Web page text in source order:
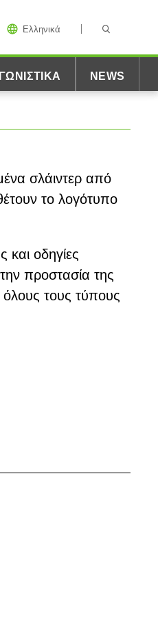
Ελληνικά
NEWS
σλάιντερ από
το λογότυπο
και οδηγίες
προστασία της
τους τύπους